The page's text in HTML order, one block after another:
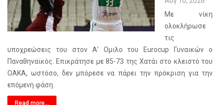
Με νίκη
ολοκλήρωσε
τις
υποχρεώσεις του στον Α’ Ομιλο του Eurocup Γυναικών ο
Παναθηναϊκός. Επικράτησε με 85-73 της Χατάι στο κλειστό του
ΟΑΚΑ, ωστόσο, δεν μπόρεσε να πάρει την πρόκριση για την
επόμενη φάση.
Read more...